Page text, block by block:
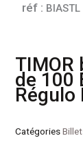
réf :
de 100
Régulo
Catégories